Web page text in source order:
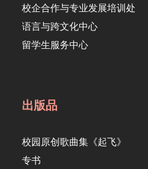
校企合作与专业发展培训处
语言与跨文化中心
留学生服务中心
出版品
校园原创歌曲集《起飞》
专书